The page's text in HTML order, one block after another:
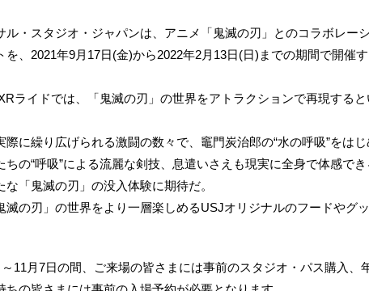
ル・スタジオ・ジャパンは、アニメ「鬼滅の刃」とのコラボレー
を、2021年9月17日(金)から2022年2月13日(日)までの期間で開催す
ライドでは、「鬼滅の刃」の世界をアトラクションで再現すると
際に繰り広げられる激闘の数々で、竈門炭治郎の“水の呼吸”をはじ
ちの“呼吸”による流麗な剣技、息遣いさえも現実に全身で体感でき
な「鬼滅の刃」の没入体験に期待だ。
滅の刃」の世界をより一層楽しめるUSJオリジナルのフードやグ
11月7日の間、ご来場の皆さまには事前のスタジオ・パス購入、